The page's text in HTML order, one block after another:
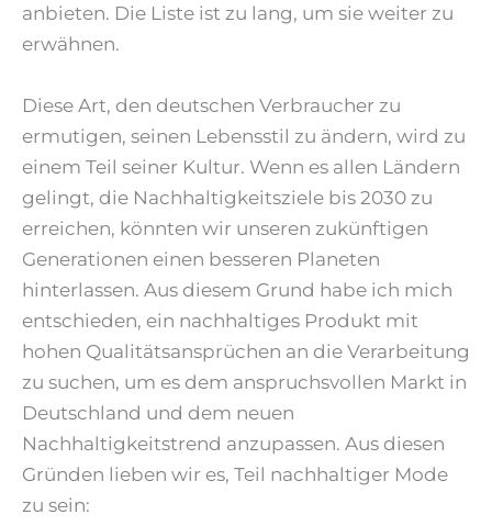
anbieten. Die Liste ist zu lang, um sie weiter zu
erwähnen.
Diese Art, den deutschen Verbraucher zu
ermutigen, seinen Lebensstil zu ändern, wird zu
einem Teil seiner Kultur. Wenn es allen Ländern
gelingt, die Nachhaltigkeitsziele bis 2030 zu
erreichen, könnten wir unseren zukünftigen
Generationen einen besseren Planeten
hinterlassen. Aus diesem Grund habe ich mich
entschieden, ein nachhaltiges Produkt mit
hohen Qualitätsansprüchen an die Verarbeitung
zu suchen, um es dem anspruchsvollen Markt in
Deutschland und dem neuen
Nachhaltigkeitstrend anzupassen. Aus diesen
Gründen lieben wir es, Teil nachhaltiger Mode
zu sein: